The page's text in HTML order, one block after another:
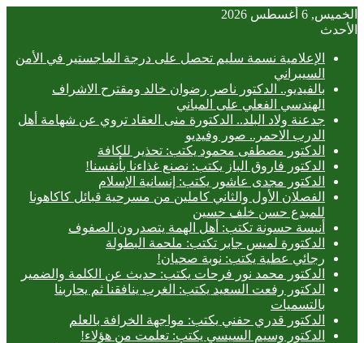
الخميس, 6 أغسطس 2026
الأحدث
الإعلامية نسمة سليم تحصل على درجة الماجستير في الأمن
السيبراني
بالفيديو.. ‎الدكتور ناصر رضوان خالد ومقترح الاشراف
الهندسي الفعلي على المباني
جدعنة ولاد البلد.. الدكتورة منى العقاد تروي عن شهامة أهل
الدرب الاحمر.. صور وفيديو
الدكتور مصطفى محمود يكتب: تحذير للكافة
الدكتور فاروق الباز يكتب: نصنع غذاءنا بأنفسنا!
الدكتور مجدى عاشور يكتب: إنسانية الإسلام
الفصلان الأول والثاني كاملين من مسرحية قبائل كاكاهونا
للمبدع حسن خلف حسين
أنيسة حسونة تكتب: أهل الهمة يتصدرون الصفوف
الدكتورة لميس جابر تكتب: ملحمة البطولة
رجائي عطية يكتب: نوبة صحيان!
الدكتور محمد نور فرحات يكتب: حديث عن الكلمة والضمير
الدكتور رفعت السعيد يكتب: الغرب ينافقنا ثم يحاربنا
بالتسميات
الدكتور قدري حفني يكتب: مواجهة الخرافة بالعلم
الدكتور وسيم السيسي يكتب: تعلمت من هؤلاء!